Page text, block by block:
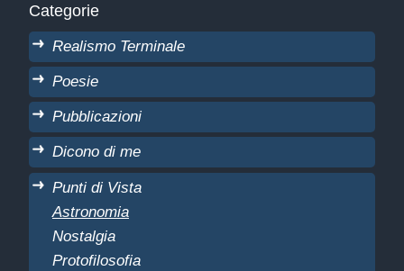
Categorie
Realismo Terminale
Poesie
Pubblicazioni
Dicono di me
Punti di Vista
Astronomia
Nostalgia
Protofilosofia